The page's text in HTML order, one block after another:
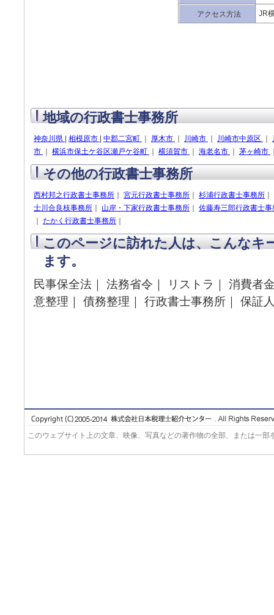
アクセス方法 JR
地域の行政書士事務所
神奈川県 相模原市 中郡二宮町 厚木市 川崎市 川崎市中原区
市
横浜市保土ケ谷区瀬戸ケ谷町 横須賀市 海老名市 茅ヶ崎市
その他の行政書士事務所
西村邦之行政書士事務所 宮元行政書士事務所 杉浦行政書士事務所
士川合良枝事務所
山岸・下家行政書士事務所
佐藤寿三郎行政書士事
たかく行政書士事務所
このページに訪れた人は、こんなキ
ます。
民事保全法｜ 法務省令｜ リストラ｜ 消費者
意整理｜ 債務整理｜ 行政書士事務所｜ 保証
このウェブサイト上の文章、映像、写真などの著作物の全部、または一